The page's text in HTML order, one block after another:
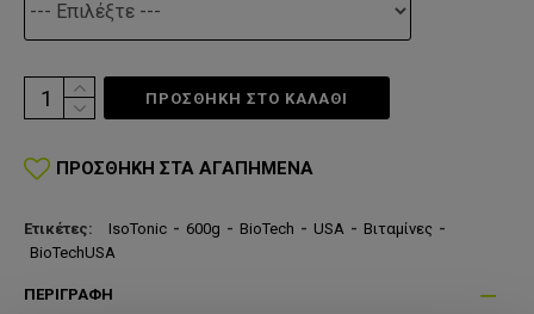
ΠΡΟΣΘΗΚΗ ΣΤΟ ΚΑΛΆΘΙ
ΠΡΟΣΘΉΚΗ ΣΤΑ ΑΓΑΠΗΜΈΝΑ
Ετικέτες: IsoTonic - 600g - BioTech - USA - Βιταμίνες -
BioTechUSA
ΠΕΡΙΓΡΑΦΉ